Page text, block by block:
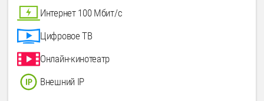
Интернет 100 Мбит/с
Цифровое ТВ
Онлайн-кинотеатр
Внешний IP